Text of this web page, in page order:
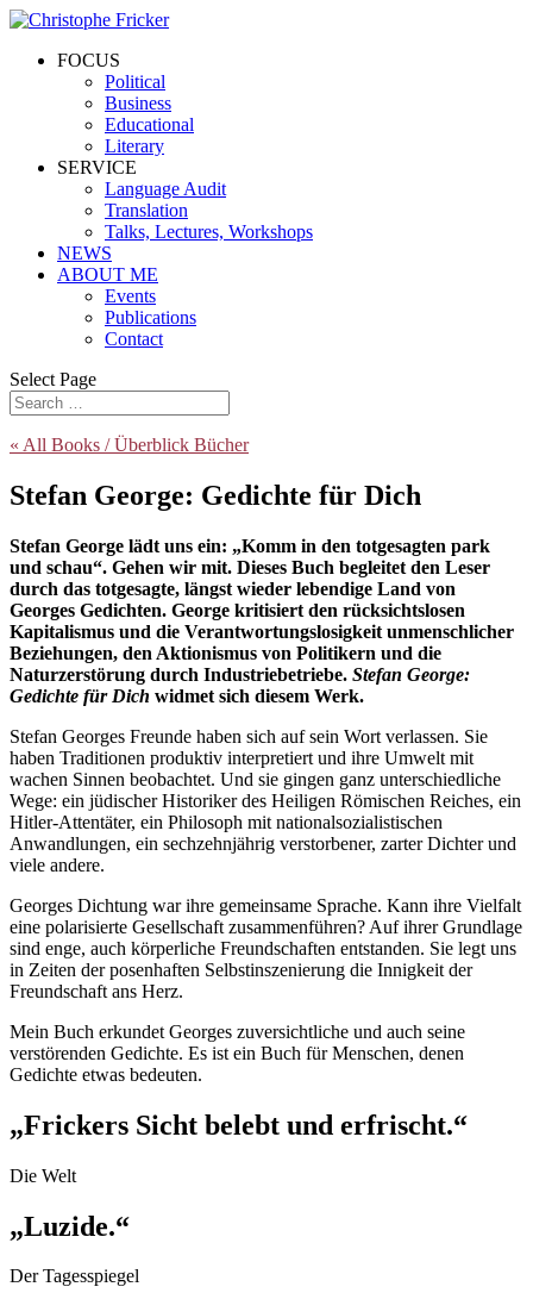
FOCUS
Political
Business
Educational
Literary
SERVICE
Language Audit
Translation
Talks, Lectures, Workshops
NEWS
ABOUT ME
Events
Publications
Contact
Select Page
« All Books / Überblick Bücher
Stefan George: Gedichte für Dich
Stefan George lädt uns ein: „Komm in den totgesagten park
und schau“. Gehen wir mit. Dieses Buch begleitet den Leser
durch das totgesagte, längst wieder lebendige Land von
Georges Gedichten. George kritisiert den rücksichtslosen
Kapitalismus und die Verantwortungslosigkeit unmenschlicher
Beziehungen, den Aktionismus von Politikern und die
Naturzerstörung durch Industriebetriebe. Stefan George:
Gedichte für Dich widmet sich diesem Werk.
Stefan Georges Freunde haben sich auf sein Wort verlassen. Sie
haben Traditionen produktiv interpretiert und ihre Umwelt mit
wachen Sinnen beobachtet. Und sie gingen ganz unterschiedliche
Wege: ein jüdischer Historiker des Heiligen Römischen Reiches, ein
Hitler-Attentäter, ein Philosoph mit nationalsozialistischen
Anwandlungen, ein sechzehnjährig verstorbener, zarter Dichter und
viele andere.
Georges Dichtung war ihre gemeinsame Sprache. Kann ihre Vielfalt
eine polarisierte Gesellschaft zusammenführen? Auf ihrer Grundlage
sind enge, auch körperliche Freundschaften entstanden. Sie legt uns
in Zeiten der posenhaften Selbstinszenierung die Innigkeit der
Freundschaft ans Herz.
Mein Buch erkundet Georges zuversichtliche und auch seine
verstörenden Gedichte. Es ist ein Buch für Menschen, denen
Gedichte etwas bedeuten.
„Frickers Sicht belebt und erfrischt.“
Die Welt
„Luzide.“
Der Tagesspiegel